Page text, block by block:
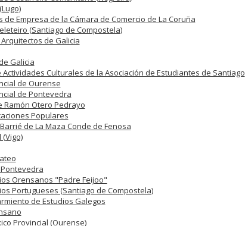
de Empresa de la Cámara de Comercio de La Coruña
(Santiago de Compostela)
de Galicia
Galicia
Culturales de la Asociación de Estudiantes de Santiago
de Ourense
de Pontevedra
Ramón Otero Pedrayo
Populares
de La Maza Conde de Fenosa
Orensanos "Padre Feijoo"
Portugueses (Santiago de Compostela)
de Estudios Galegos
Provincial (Ourense)